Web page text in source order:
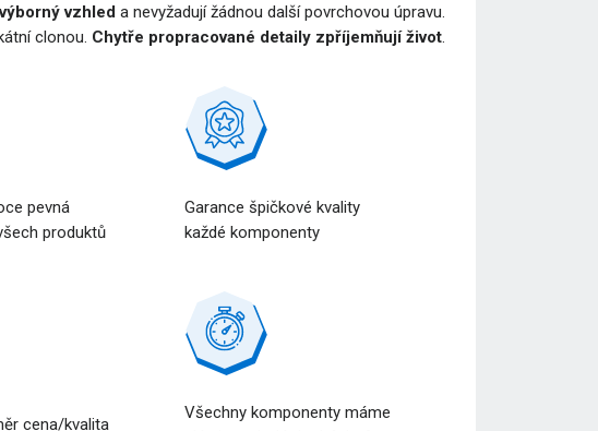
vzhled a nevyžadují žádnou další povrchovou úpravu.
clonou. Chytře propracované detaily zpříjemňují život.
pevná
produktů
Garance špičkové kvality
každé komponenty
cena/kvalita
Všechny komponenty máme